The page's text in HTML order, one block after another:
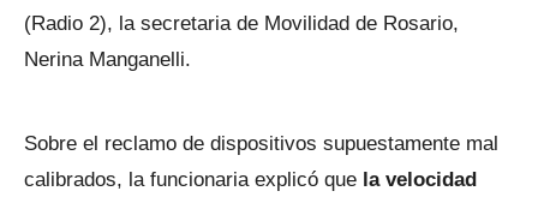
(Radio 2), la secretaria de Movilidad de Rosario,
Nerina Manganelli.
Sobre el reclamo de dispositivos supuestamente mal
calibrados, la funcionaria explicó que la velocidad